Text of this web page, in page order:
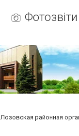
Фотозвіти
Лозовская районная